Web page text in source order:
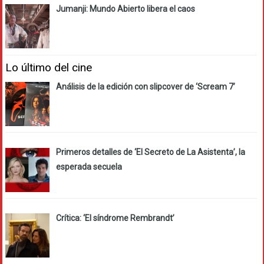
Jumanji: Mundo Abierto libera el caos
Lo último del cine
Análisis de la edición con slipcover de ‘Scream 7’
Primeros detalles de ‘El Secreto de La Asistenta’, la
esperada secuela
Crítica: ‘El síndrome Rembrandt’